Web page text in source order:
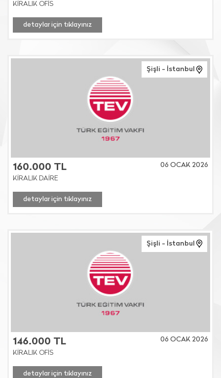
KİRALIK OFİS
detaylar için tıklayınız
Şişli - İstanbul
160.000 TL
06 OCAK 2026
KİRALIK DAİRE
detaylar için tıklayınız
Şişli - İstanbul
146.000 TL
06 OCAK 2026
KİRALIK OFİS
detaylar için tıklayınız